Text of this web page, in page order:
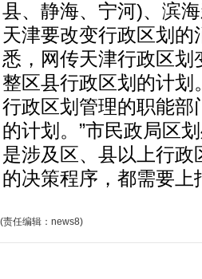
县、静海、宁河)、滨
天津要改变行政区划
悉，网传天津行政区
整区县行政区划的计划
行政区划管理的职能
的计划。”市民政局区
是涉及区、县以上行
的决策程序，都需要上
(责任编辑：news8)